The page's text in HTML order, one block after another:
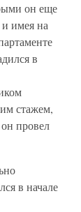
он еще
имея на
в
стажем,
провел
в начале